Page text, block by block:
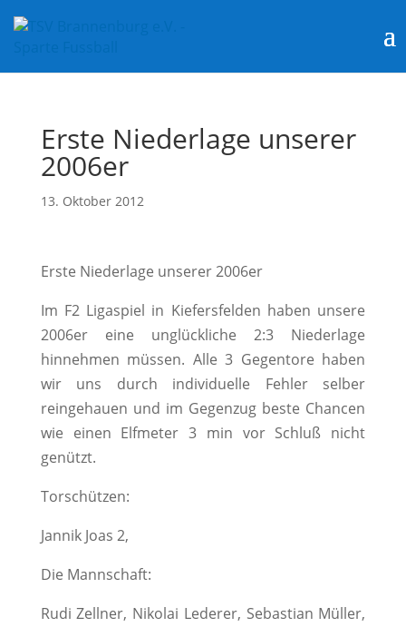
Erste Niederlage unserer
2006er
13. Oktober 2012
Erste Niederlage unserer 2006er
Im F2 Ligaspiel in Kiefersfelden haben unsere
2006er eine unglückliche 2:3 Niederlage
hinnehmen müssen. Alle 3 Gegentore haben
wir uns durch individuelle Fehler selber
reingehauen und im Gegenzug beste Chancen
wie einen Elfmeter 3 min vor Schluß nicht
genützt.
Torschützen:
Jannik Joas 2,
Die Mannschaft:
Rudi Zellner, Nikolai Lederer, Sebastian Müller,